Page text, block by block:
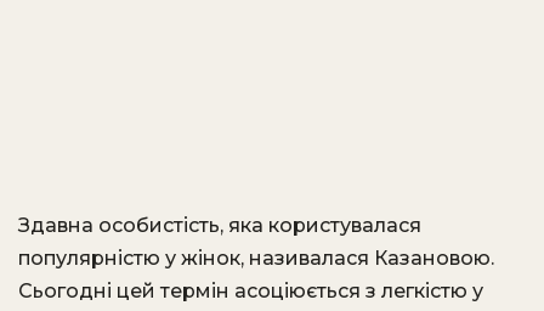
Здавна особистість, яка користувалася
популярністю у жінок, називалася Казановою.
Сьогодні цей термін асоціюється з легкістю у